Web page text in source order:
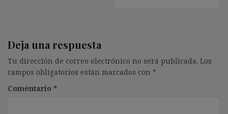
Deja una respuesta
Tu dirección de correo electrónico no será publicada. Los
campos obligatorios están marcados con *
Comentario *